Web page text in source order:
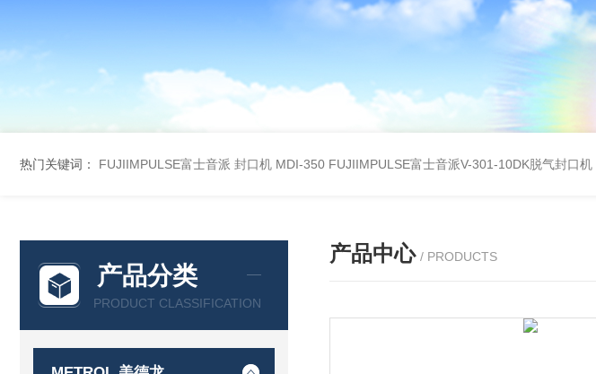
热门关键词： FUJIIMPULSE富士音派 封口机 MDI-350 FUJIIMPULSE富士音派V-301-10DK脱气封口机
产品分类
PRODUCT CLASSIFICATION
产品中心 / PRODUCTS